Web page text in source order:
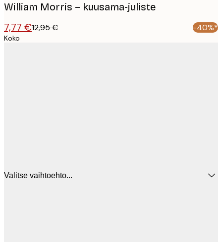
William Morris – kuusama-juliste
7,77 €12,95 € -40%*
Koko
Valitse vaihtoehto...